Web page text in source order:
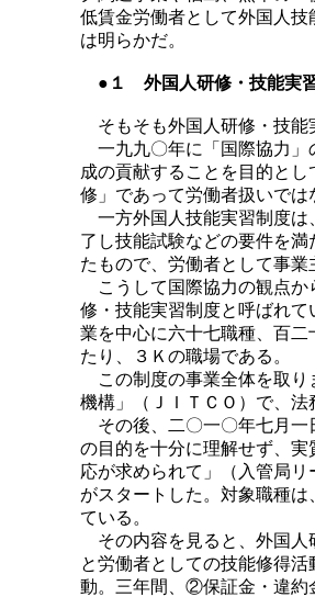
低賃金労働者として外国人
は明らかだ。
●１ 外国人研修・技能実
そもそも外国人研修・技能
一九九〇年に「国際協力」
成の貢献することを目的と
修」であって労働者扱いで
一方外国人技能実習制度は
了し技能試験などの要件を
たもので、労働者として事
こうして国際協力の観点か
修・技能実習制度と呼ばれ
業を中心に六十七職種、百
たり、３Ｋの職場である。
この制度の事業全体を取り
機構」（ＪＩＴＣＯ）で、
その後、二〇一〇年七月一
の目的を十分に理解せず、
応が求められて」（入管局
がスタートした。対象職種
ている。
その内容を見ると、外国
と労働者としての技能修得
動。三年間、②保証金・違約